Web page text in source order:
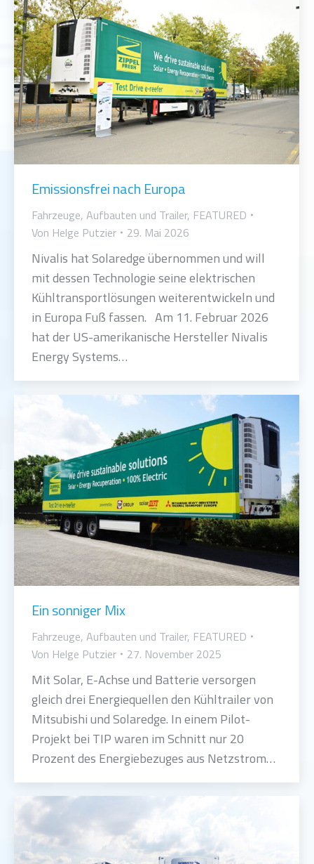
Emissionsfrei nach Europa
Fahrzeuge, Aufbauten und Trailer, FEATURED
Von Helge Putzier 29. Mai 2026
Nivalis hat Solaredge übernommen und will
mit dessen Technologie seine elektrischen
Kühltransportlösungen weiterentwickeln und
in Europa Fuß fassen. Am 11. Februar 2026
hat der US-amerikanische Hersteller Nivalis
Energy Systems…
Ein sonniger Mix
Fahrzeuge, Aufbauten und Trailer, FEATURED
Von Helge Putzier 27. November 2025
Mit Solar, E-Achse und Batterie versorgen
gleich drei Energiequellen den Kühltrailer von
Mitsubishi und Solaredge. In einem Pilot-
Projekt bei TIP waren im Schnitt nur 20
Prozent des Energiebezuges aus Netzstrom…